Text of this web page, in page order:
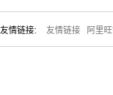
友情链接: 友情链接 阿里